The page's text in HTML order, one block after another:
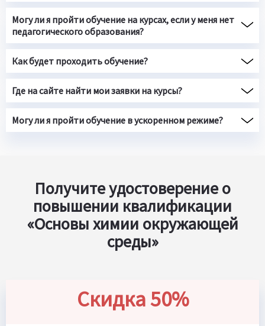
Могу ли я пройти обучение на курсах, если у меня нет
педагогического образования?
Как будет проходить обучение?
Где на сайте найти мои заявки на курсы?
Могу ли я пройти обучение в ускоренном режиме?
Получите удостоверение о
повышении квалификации
«Основы химии окружающей
среды»
Скидка 50%